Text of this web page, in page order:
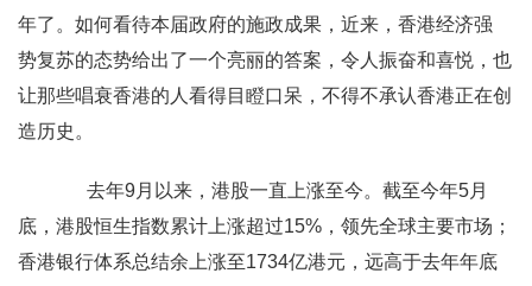
年了。如何看待本届政府的施政成果，近来，香港经济强
势 复苏的态势给出了一个亮丽的答案，令人振奋和喜悦，也
让那些唱衰香港的人看得目瞪口呆，不得不承认香港正在创
造历史。
去年9月以来，港股一直上涨至今。截至今年5月
底，港股恒生指数累计上涨超过15%，领先全球主要市场；
香港银行体系总结余上涨至1734亿港元，远高于去年年底